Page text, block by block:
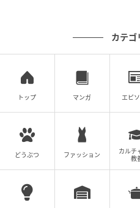
コンとして知られるふたり
を感じさせる装いで注目を
れるスタイル競演となった。
※この記事は、フランスの
プが発行する「
のの翻訳版です。データや
ル記事によるものです。
カテゴ
トップ マンガ エピ
どうぶつ ファッション
カルチ
教